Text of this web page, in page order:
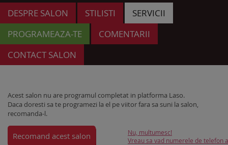
DESPRE SALON STILISTI
SERVICII
PROGRAMEAZA-TE
COMENTARII
CONTACT SALON
Acest salon nu are programul completat in platforma Laso.
Daca doresti sa te programezi la el pe viitor fara sa suni la salon,
recomanda-l.
Recomand acest salon
Nu, multumesc!
Vreau sa vad numerele de telefon